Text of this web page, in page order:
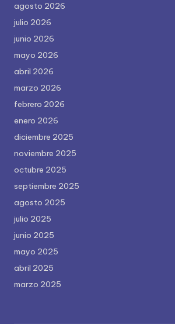
agosto 2026
julio 2026
junio 2026
mayo 2026
abril 2026
marzo 2026
febrero 2026
enero 2026
diciembre 2025
noviembre 2025
octubre 2025
septiembre 2025
agosto 2025
julio 2025
junio 2025
mayo 2025
abril 2025
marzo 2025